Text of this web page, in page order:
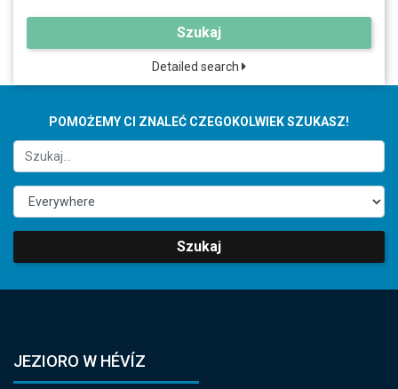
Szukaj
Detailed search
POMOŻEMY CI ZNALEĆ CZEGOKOLWIEK SZUKASZ!
Szukaj
JEZIORO W HÉVÍZ